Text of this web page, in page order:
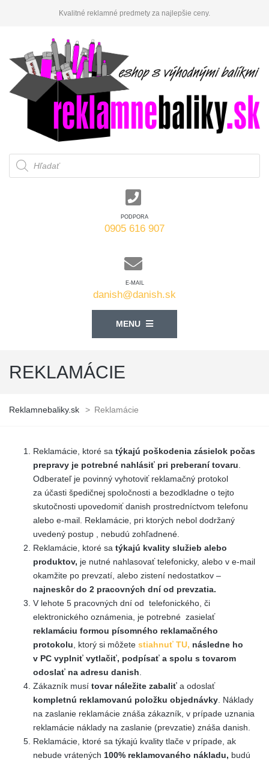
Kvalitné reklamné predmety za najlepšie ceny.
Products
search
PODPORA
0905 616 907
E-MAIL
danish@danish.sk
MENU
REKLAMÁCIE
Reklamnebaliky.sk > Reklamácie
Reklamácie, ktoré sa týkajú poškodenia zásielok počas
prepravy je potrebné nahlásiť pri preberaní tovaru
Odberateľ je povinný vyhotoviť reklamačný protokol
za účasti špedičnej spoločnosti a bezodkladne o tejto
skutočnosti upovedomiť danish prostredníctvom telefonu
alebo e-mail. Reklamácie, pri ktorých nebol dodržaný
uvedený postup , nebudú zohľadnené.
Reklamácie, ktoré sa týkajú kvality služieb alebo
produktov, je nutné nahlasovať telefonicky, alebo v e-mail
okamžite po prevzatí, alebo zistení nedostatkov –
najneskôr do 2 pracovných dní od prevzatia.
V lehote 5 pracovných dní od telefonického, či
elektronického oznámenia, je potrebné zasielať
reklamáciu formou písomného reklamačného
protokolu , ktorý si môžete stiahnuť TU, následne ho
v PC vyplniť vytlačiť, podpísať a spolu s tovarom
odoslať na adresu danish
Zákazník musí tovar náležite zabaliť a odoslať
kompletnú reklamovanú položku objednávky . Náklady
na zaslanie reklamácie znáša zákazník, v prípade uznania
reklamácie náklady na zaslanie (prevzatie) znáša danish.
Reklamácie, ktoré sa týkajú kvality tlače v prípade, ak
nebude vrátených 100% reklamovaného nákladu, budú